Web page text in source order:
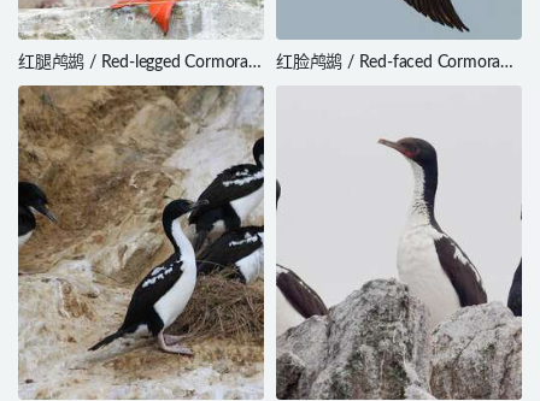
红腿鸬鹚 / Red-legged Cormorant
/ Phalacrocorax gaimardi
红脸鸬鹚 / Red-faced Cormorant
/ Phalacrocorax urile